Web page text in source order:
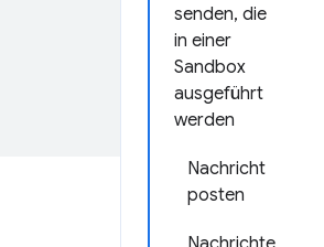
senden, die
in einer
Sandbox
ausgeführt
werden
Nachricht
posten